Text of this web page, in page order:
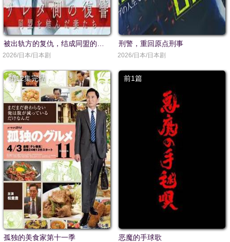
2026/日本/日本剧
刑警，重回原点刑事
2026/日本/日本剧
第12集完结
孤独的美食家第十一季
前1篇
恶魔的手球歌